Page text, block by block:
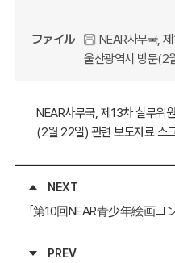
ファイル
NEAR사무국,
울산광역시 방문(2
NEAR사무국, 제13차 실무위
(2월 22일) 관련 보도자료 스
NEXT
PREV